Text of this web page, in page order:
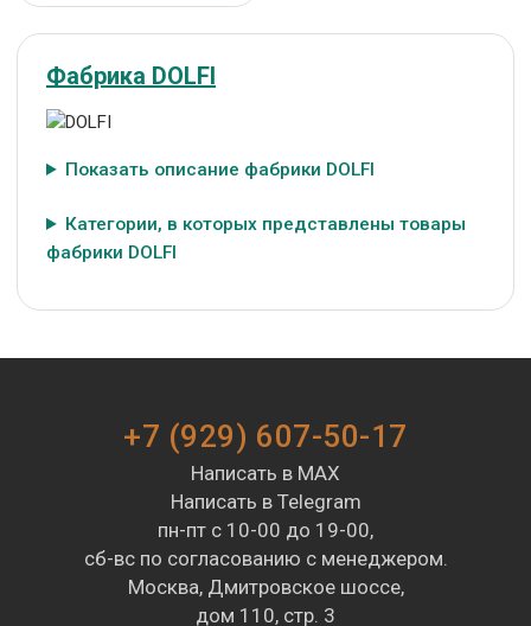
Фабрика DOLFI
Показать описание фабрики DOLFI
Категории, в которых представлены товары
фабрики DOLFI
+7 (929) 607-50-17
Написать в MAX
Написать в Telegram
пн-пт с 10-00 до 19-00,
сб-вс по согласованию с менеджером.
Москва, Дмитровское шоссе,
дом 110, стр. 3